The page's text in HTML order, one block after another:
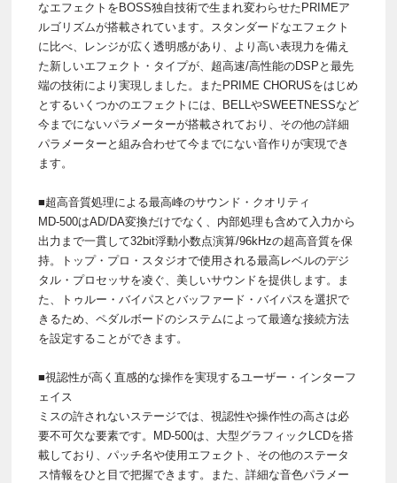
なエフェクトをBOSS独自技術で生まれ変わらせたPRIMEア
ルゴリズムが搭載されています。スタンダードなエフェクト
に比べ、レンジが広く透明感があり、より高い表現力を備え
た新しいエフェクト・タイプが、超高速/高性能のDSPと最先
端の技術により実現しました。またPRIME CHORUSをはじめ
とするいくつかのエフェクトには、BELLやSWEETNESSなど
今までにないパラメーターが搭載されており、その他の詳細
パラメーターと組み合わせて今までにない音作りが実現でき
ます。
■超高音質処理による最高峰のサウンド・クオリティ
MD-500はAD/DA変換だけでなく、内部処理も含めて入力から
出力まで一貫して32bit浮動小数点演算/96kHzの超高音質を保
持。トップ・プロ・スタジオで使用される最高レベルのデジ
タル・プロセッサを凌ぐ、美しいサウンドを提供します。ま
た、トゥルー・バイパスとバッファード・バイパスを選択で
きるため、ペダルボードのシステムによって最適な接続方法
を設定することができます。
■視認性が高く直感的な操作を実現するユーザー・インターフ
ェイス
ミスの許されないステージでは、視認性や操作性の高さは必
要不可欠な要素です。MD-500は、大型グラフィックLCDを搭
載しており、パッチ名や使用エフェクト、その他のステータ
ス情報をひと目で把握できます。また、詳細な音色パラメー